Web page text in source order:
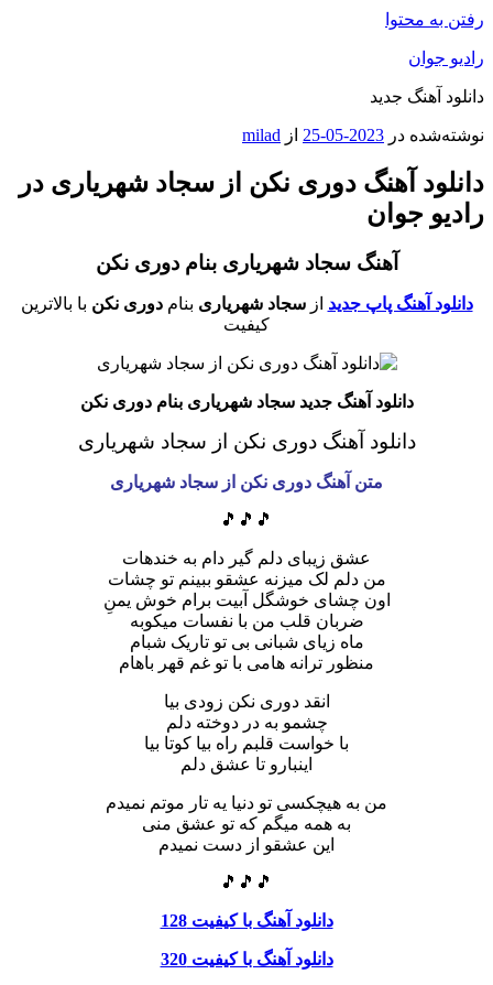
رفتن به محتوا
رادیو جوان
دانلود آهنگ جدید
نوشته‌شده در 2023-05-25 از milad
دانلود آهنگ دوری نکن از سجاد شهریاری در
رادیو جوان
آهنگ سجاد شهریاری بنام دوری نکن
دانلود آهنگ پاپ جدید ازسجاد شهریاری بنامدوری نکن با بالاترین
کیفیت
دانلود آهنگ جدید سجاد شهریاری بنام دوری نکن
دانلود آهنگ دوری نکن از سجاد شهریاری
متن آهنگ دوری نکن از سجاد شهریاری
🎵🎵🎵
عشق زیبای دلم گیر دام به خندهات
من دلم لک میزنه عشقو ببینم تو چشات
اون چشای خوشگل آبیت برام خوش یمنِ
ضربان قلب من با نفسات میکوبه
ماه زیای شبانی بی تو تاریک شبام
منظور ترانه هامی با تو غم قهر باهام
انقد دوری نکن زودی بیا
چشمو به در دوخته دلم
با خواست قلبم راه بیا کوتا بیا
اینبارو تا عشق دلم
من به هیچکسی تو دنیا یه تار موتم نمیدم
به همه میگم که تو عشق منی
این عشقو از دست نمیدم
🎵🎵🎵
دانلود آهنگ با کیفیت 128
دانلود آهنگ با کیفیت 320